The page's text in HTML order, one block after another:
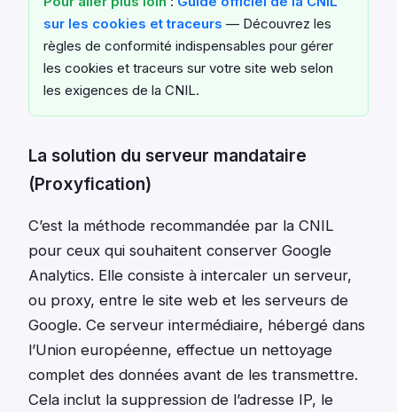
sur les cookies et traceurs — Découvrez les
règles de conformité indispensables pour gérer
les cookies et traceurs sur votre site web selon
les exigences de la CNIL.
La solution du serveur mandataire
(Proxyfication)
C’est la méthode recommandée par la CNIL
pour ceux qui souhaitent conserver Google
Analytics. Elle consiste à intercaler un serveur,
ou proxy, entre le site web et les serveurs de
Google. Ce serveur intermédiaire, hébergé dans
l’Union européenne, effectue un nettoyage
complet des données avant de les transmettre.
Cela inclut la suppression de l’adresse IP, le